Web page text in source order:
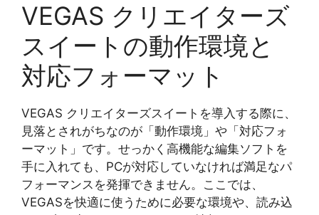
VEGAS クリエイターズ
スイートの動作環境と
対応フォーマット
VEGAS クリエイターズスイートを導入する際に、
見落とされがちなのが「動作環境」や「対応フォ
ーマット」です。せっかく高機能な編集ソフトを
手に入れても、PCが対応していなければ満足なパ
フォーマンスを発揮できません。ここでは、
VEGASを快適に使うために必要な環境や、読み込